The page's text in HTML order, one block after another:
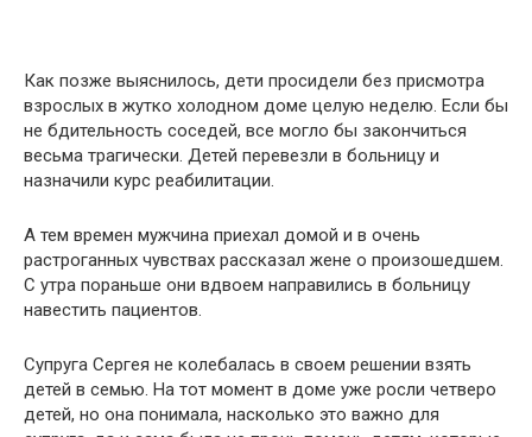
Как позже выяснилось, дети просидели без присмотра
взрослых в жутко холодном доме целую неделю. Если бы
не бдительность соседей, все могло бы закончиться
весьма трагически. Детей перевезли в больницу и
назначили курс реабилитации.
А тем времен мужчина приехал домой и в очень
растроганных чувствах рассказал жене о произошедшем.
С утра пораньше они вдвоем направились в больницу
навестить пациентов.
Супруга Сергея не колебалась в своем решении взять
детей в семью. На тот момент в доме уже росли четверо
детей, но она понимала, насколько это важно для